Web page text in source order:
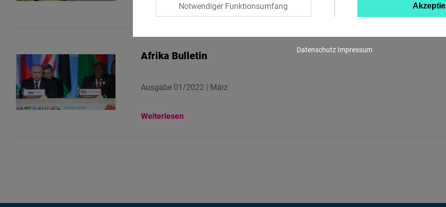
Weiterlesen
Afrika Bulletin
Ausgabe 01/2022 | März
Weiterlesen
Notwendiger Funktionsumfang
Embed
Instagram
Datenschutz Impressum